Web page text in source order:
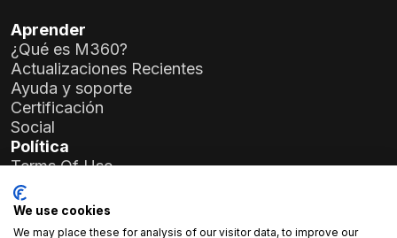
Aprender
¿Qué es M360?
Actualizaciones Recientes
Ayuda y soporte
Certificación
Social
Política
Terms Of Use
Privacy Policy
General Data Protection Regulation (GDPR)
We use cookies
We may place these for analysis of our visitor data, to improve our